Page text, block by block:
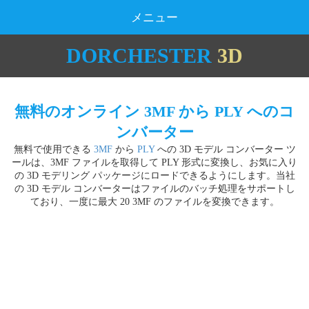
メニュー
DORCHESTER 3D
無料のオンライン 3MF から PLY へのコ
ンバーター
無料で使用できる 3MFから PLYへの 3D モデル コンバーター ツ
ールは、3MF ファイルを取得して PLY 形式に変換し、お気に入り
の 3D モデリング パッケージにロードできるようにします。当社
の 3D モデル コンバーターはファイルのバッチ処理をサポートし
ており、一度に最大 20 3MF のファイルを変換できます。